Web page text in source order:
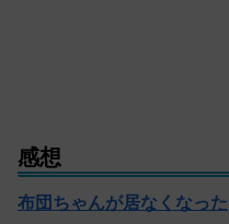
感想
布団ちゃんが居なくなった